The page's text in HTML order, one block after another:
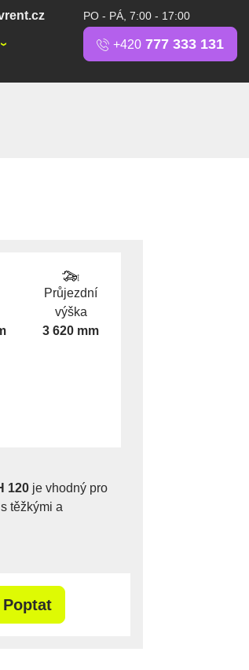
PO - PÁ, 7:00 - 17:00
+420 777 333 131
Průjezdní
výška
3 620 mm
120 je vhodný pro
těžkými a
Poptat